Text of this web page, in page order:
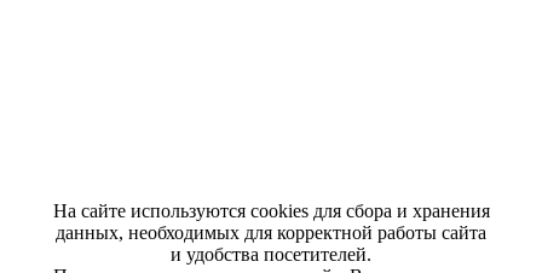
На сайте используются cookies для сбора и хранения
данных, необходимых для корректной работы сайта
и удобства посетителей.